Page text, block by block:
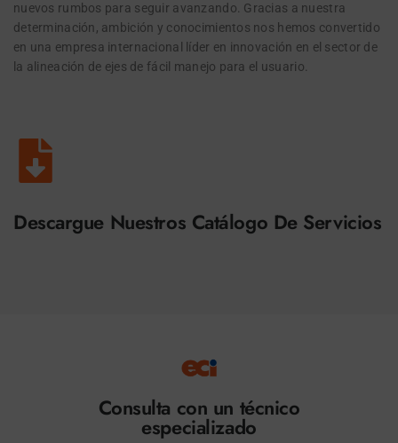
nuevos rumbos para seguir avanzando. Gracias a nuestra
determinación, ambición y conocimientos nos hemos convertido
en una empresa internacional líder en innovación en el sector de
la alineación de ejes de fácil manejo para el usuario.
Descargue Nuestros Catálogo De Servicios
Consulta con un técnico
especializado